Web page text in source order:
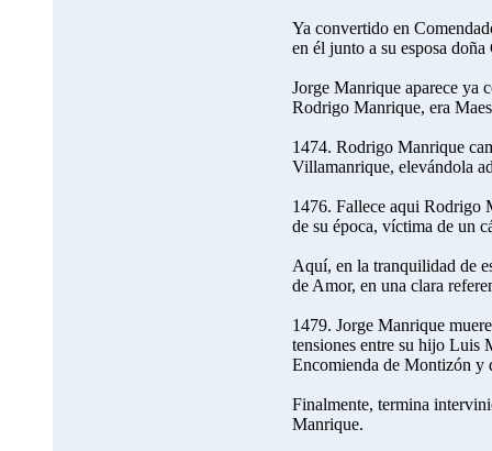
Ya convertido en
en él junto a su esposa
Jorge Manrique aparece ya
Rodrigo Manrique, era
1474. Rodrigo Manrique
Villamanrique, elevándola
1476. Fallece aqui Rodrigo
de su época, víctima de un
Aquí, en la tranquilidad de
de Amor, en una clara
1479. Jorge Manrique
tensiones entre su hijo Luis
Encomienda de Montizón y
Finalmente, termina
Manrique.